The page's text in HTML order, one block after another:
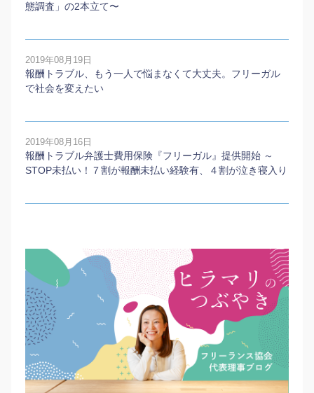
態調査」の2本⽴て〜
2019年08月19日
報酬トラブル、もう一人で悩まなくて大丈夫。フリーガル
で社会を変えたい
2019年08月16日
報酬トラブル弁護士費用保険『フリーガル』提供開始 ～
STOP未払い！７割が報酬未払い経験有、４割が泣き寝入り